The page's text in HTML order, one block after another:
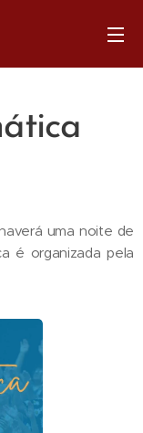
uma noite de
é organizada pela